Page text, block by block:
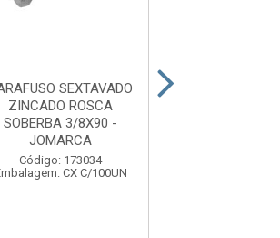
SEXTAVADO
ZINCADO ROSCA
SOBERBA 3/8X90 -
JOMARCA
Código: 173034
CX C/100UN